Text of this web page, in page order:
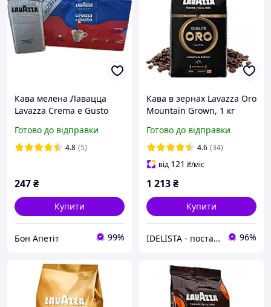
Кава мелена Лавацца
Lavazza Crema e Gusto
Готово до відправки
4.8 (5)
247₴
Купити
Бон Апетіт 99%
Кава в зернах Lavazza Oro
Mountain Grown, 1 кг
Готово до відправки
4.6 (34)
від 121 ₴/міс
1 213₴
Купити
IDELISTA - постачальник продуктів харчування 96%